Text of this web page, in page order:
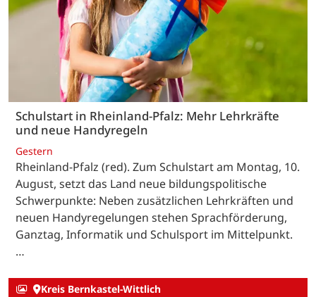
Schulstart in Rheinland-Pfalz: Mehr Lehrkräfte
und neue Handyregeln
Gestern
Rheinland-Pfalz (red). Zum Schulstart am Montag, 10.
August, setzt das Land neue bildungspolitische
Schwerpunkte: Neben zusätzlichen Lehrkräften und
neuen Handyregelungen stehen Sprachförderung,
Ganztag, Informatik und Schulsport im Mittelpunkt.
…
Kreis Bernkastel-Wittlich